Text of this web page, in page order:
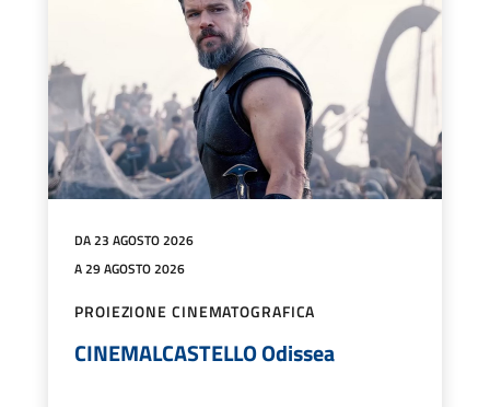
DA 23 AGOSTO 2026
A 29 AGOSTO 2026
PROIEZIONE CINEMATOGRAFICA
CINEMALCASTELLO Odissea